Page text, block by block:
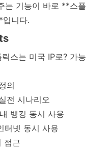
는 기능이 바로 **스플
니다.
스는 미국 IP로? 가능
의
전 시나리오
뱅킹 동시 사용
터넷 동시 사용
접근